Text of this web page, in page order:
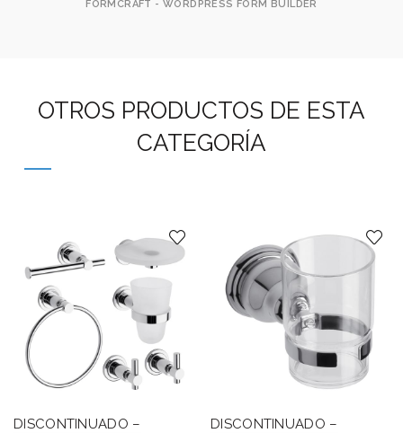
FORMCRAFT - WORDPRESS FORM BUILDER
OTROS PRODUCTOS DE ESTA
CATEGORÍA
DISCONTINUADO –
DISCONTINUADO –